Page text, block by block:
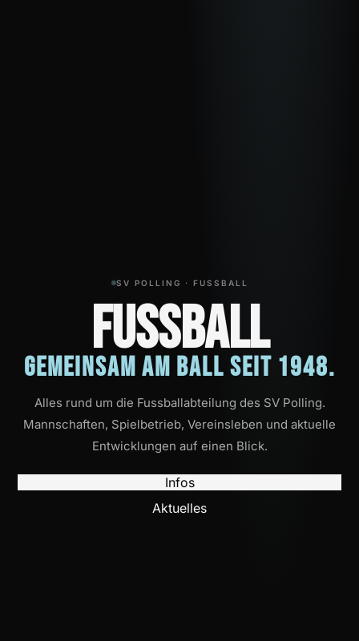
SV POLLING · FUSSBALL
Fussball
Gemeinsam am Ball seit 1948.
Alles rund um die Fussballabteilung des SV Polling.
Mannschaften, Spielbetrieb, Vereinsleben und aktuelle
Entwicklungen auf einen Blick.
Infos
Aktuelles